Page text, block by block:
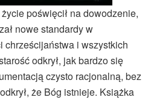
poświęcił na dowodzenie,
nowe standardy w
i wszystkich
odkrył, jak bardzo się
czysto racjonalną, bez
że Bóg istnieje. Książka